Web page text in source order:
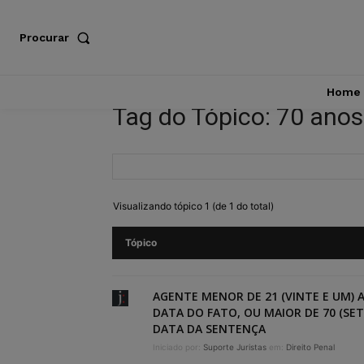
Procurar
Home
Tag do Tópico: 70 anos
Visualizando tópico 1 (de 1 do total)
Tópico
AGENTE MENOR DE 21 (VINTE E UM)
DATA DO FATO, OU MAIOR DE 70
DATA DA SENTENÇA
Iniciado por: Suporte Juristas em: Direito Penal